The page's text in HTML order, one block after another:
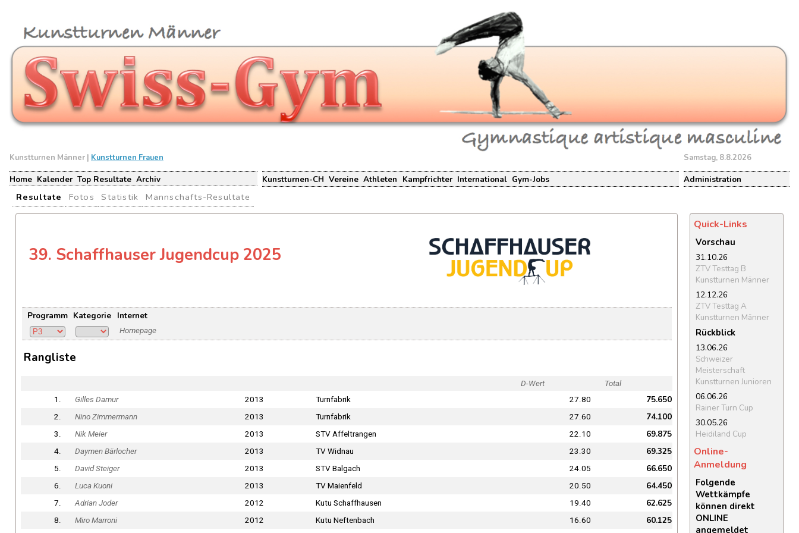
Kunstturnen Männer | Kunstturnen Frauen Samstag, 8.8.2026
Home Kalender Top Resultate Archiv Kunstturnen-CH Vereine Athleten Kampfrichter International Gym-Jobs Administration
Resultate Fotos Statistik Mannschafts-Resultate
39. Schaffhauser Jugendcup 2025
Programm Kategorie Internet
Homepage
Rangliste
D-Wert
Total
1.
Gilles Damur 2013 Turnfabrik 27.80 75.650
2. Nino Zimmermann 2013 Turnfabrik 27.60 74.100
3. Nik Meier 2013 STV Affeltrangen 22.10 69.875
4. Daymen Bärlocher 2013 TV Widnau 23.30 69.325
5. David Steiger 2013 STV Balgach 24.05 66.650
6. Luca Kuoni 2013 TV Maienfeld 20.50 64.450
7. Adrian Joder 2012 Kutu Schaffhausen 19.40 62.625
8. Miro Marroni 2012 Kutu Neftenbach 16.60 60.125
Quick-Links
Vorschau
31.10.26
ZTV Testtag B
Kunstturnen Männer
12.12.26
ZTV Testtag A
Kunstturnen Männer
Rückblick
13.06.26
Schweizer
Meisterschaft
Kunstturnen Junioren
06.06.26
Rainer Turn Cup
30.05.26
Heidiland Cup
Online-
Anmeldung
Folgende
Wettkämpfe
können direkt
ONLINE
angemeldet